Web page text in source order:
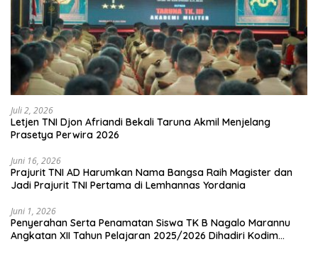
Juli 2, 2026
Letjen TNI Djon Afriandi Bekali Taruna Akmil Menjelang
Prasetya Perwira 2026
Juni 16, 2026
Prajurit TNI AD Harumkan Nama Bangsa Raih Magister dan
Jadi Prajurit TNI Pertama di Lemhannas Yordania
Juni 1, 2026
Penyerahan Serta Penamatan Siswa TK B Nagalo Marannu
Angkatan XII Tahun Pelajaran 2025/2026 Dihadiri Kodim